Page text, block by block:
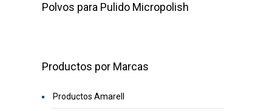
Polvos para Pulido Micropolish
Productos por Marcas
Productos Amarell